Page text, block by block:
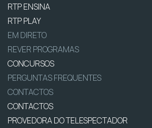
RTP ENSINA
RTP PLAY
EM DIRETO
REVER PROGRAMAS
CONCURSOS
PERGUNTAS FREQUENTES
CONTACTOS
CONTACTOS
PROVEDORA DO TELESPECTADOR